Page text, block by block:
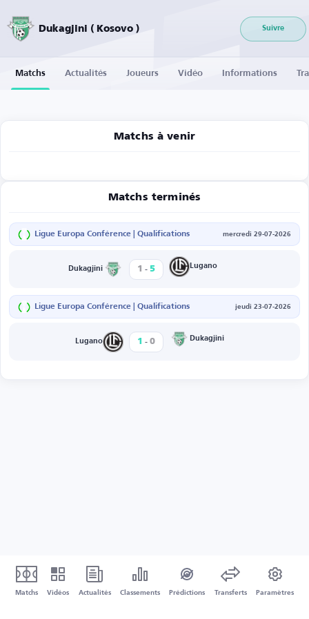
Dukagjini ( Kosovo ) Suivre
Matchs Actualités Joueurs Vidéo Informations
Matchs à venir
Matchs terminés
Ligue Europa Conférence | Qualifications mercredi 29-07-2026
Dukagjini 1 - 5 Lugano
Ligue Europa Conférence | Qualifications jeudi 23-07-2026
Lugano 1 - 0 Dukagjini
Matchs Vidéos Actualités Classements Prédictions Transferts Paramètres